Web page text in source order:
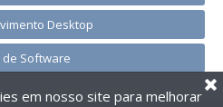
Desktop
de Software
em nosso site para melhorar